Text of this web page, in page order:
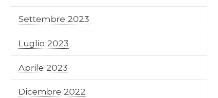
Settembre 2023
Luglio 2023
Aprile 2023
Dicembre 2022